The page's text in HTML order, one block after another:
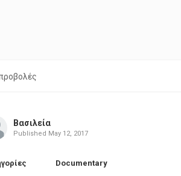
Βασιλεία
Published May 12, 2017
Documentary